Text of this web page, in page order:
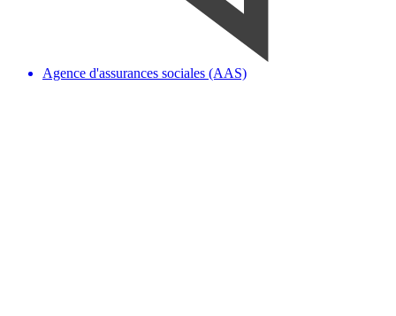
Agence d'assurances sociales (AAS)